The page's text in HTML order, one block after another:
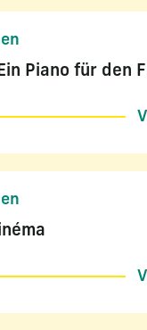
Piano für den